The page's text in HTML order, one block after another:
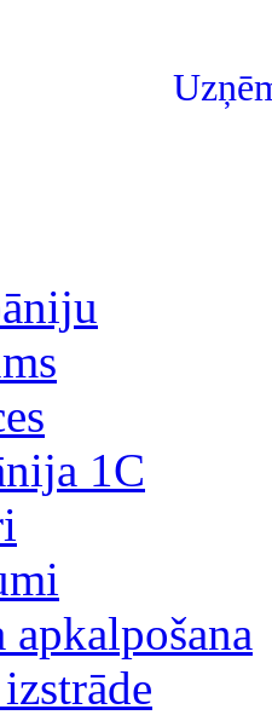
1С
apkalpošana